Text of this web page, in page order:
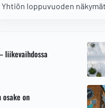
Yhtiön loppuvuoden
liikevaihdossa
on